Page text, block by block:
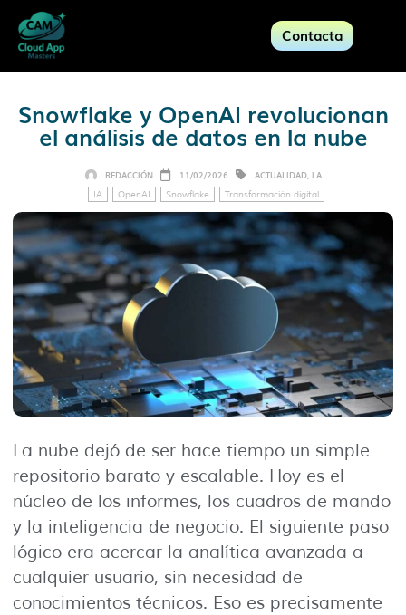
Contacta
Snowflake y OpenAI revolucionan
el análisis de datos en la nube
REDACCIÓN 11/02/2026 ACTUALIDAD, I.A
IA OpenAI Snowflake Transformación digital
La nube dejó de ser hace tiempo un simple
repositorio barato y escalable. Hoy es el
núcleo de los informes, los cuadros de mando
y la inteligencia de negocio. El siguiente paso
lógico era acercar la analítica avanzada a
cualquier usuario, sin necesidad de
conocimientos técnicos. Eso es precisamente